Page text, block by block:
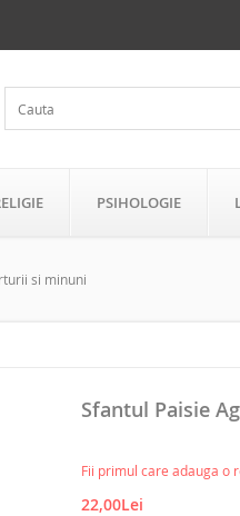
PSIHOLOGIE
si minuni
Sfantul Paisie
Fii primul care adauga o
22,00Lei